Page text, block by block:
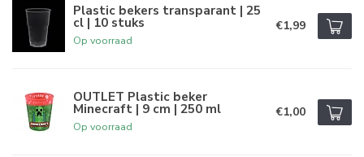
Plastic bekers transparant | 25
cl | 10 stuks
Op voorraad
€1,99
OUTLET Plastic beker
Minecraft | 9 cm | 250 ml
Op voorraad
€1,00